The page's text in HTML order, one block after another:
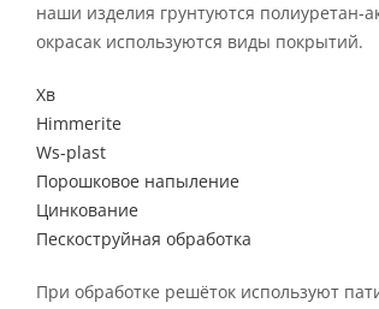
наши изделия грунтуются полиуретан-
окрасак используются виды покрытий.
Хв
Himmerite
Ws-plast
Порошковое напыление
Цинкование
Пескоструйная обработка
При обработке решёток используют